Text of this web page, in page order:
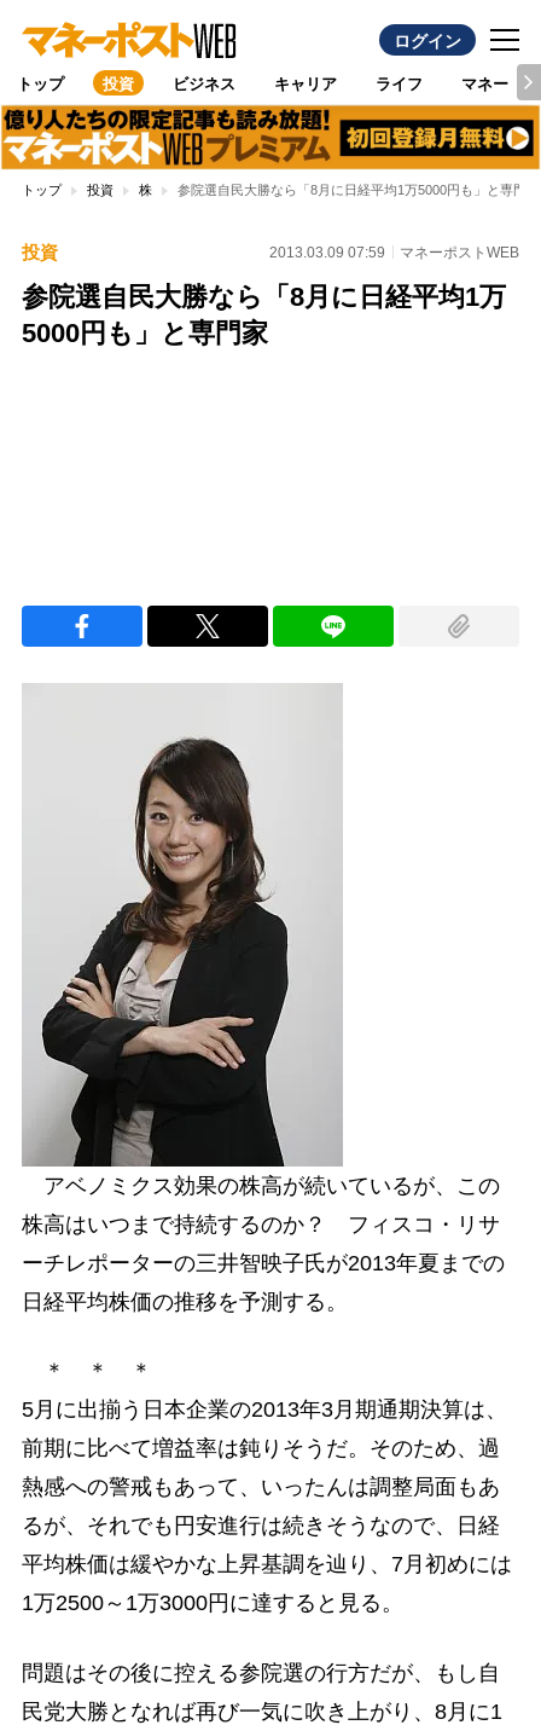
ログイン
トップ 投資 ビジネス キャリア ライフ マネー
トップ 投資 株 参院選自民大勝なら「8月に日経平均1万5000円も」と専門家
投資 2013.03.09 07:59 マネーポストWEB
参院選自民大勝なら「8月に日経平均1万
5000円も」と専門家
アベノミクス効果の株高が続いているが、この
株高はいつまで持続するのか？ フィスコ・リサ
ーチレポーターの三井智映子氏が2013年夏までの
日経平均株価の推移を予測する。
＊ ＊ ＊
5月に出揃う日本企業の2013年3月期通期決算は、
前期に比べて増益率は鈍りそうだ。そのため、過
熱感への警戒もあって、いったんは調整局面もあ
るが、それでも円安進行は続きそうなので、日経
平均株価は緩やかな上昇基調を辿り、7月初めには
1万2500～1万3000円に達すると見る。
問題はその後に控える参院選の行方だが、もし自
民党大勝となれば再び一気に吹き上がり、8月に1